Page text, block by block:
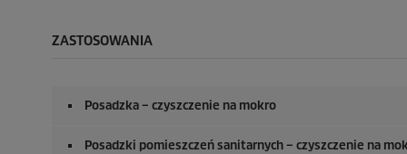
ZASTOSOWANIA
Posadzka – czyszczenie na mokro
Posadzki pomieszczeń sanitarnych – czyszczenie na